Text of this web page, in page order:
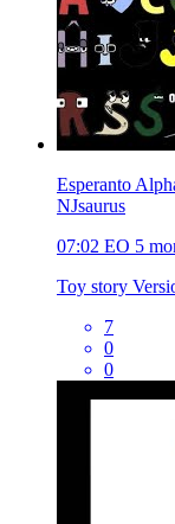
Esperanto
NJsaurus
07:02 EO 5
Toy story
7
0
0